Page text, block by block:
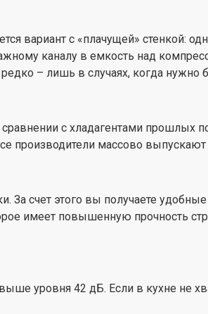
вариант с «плачущей» стенкой:
каналу в емкость над
– лишь в случаях, когда нужно
с хладагентами прошлых
производители массово
За счет этого вы получаете
имеет повышенную прочность
уровня 42 дБ. Если в кухне не